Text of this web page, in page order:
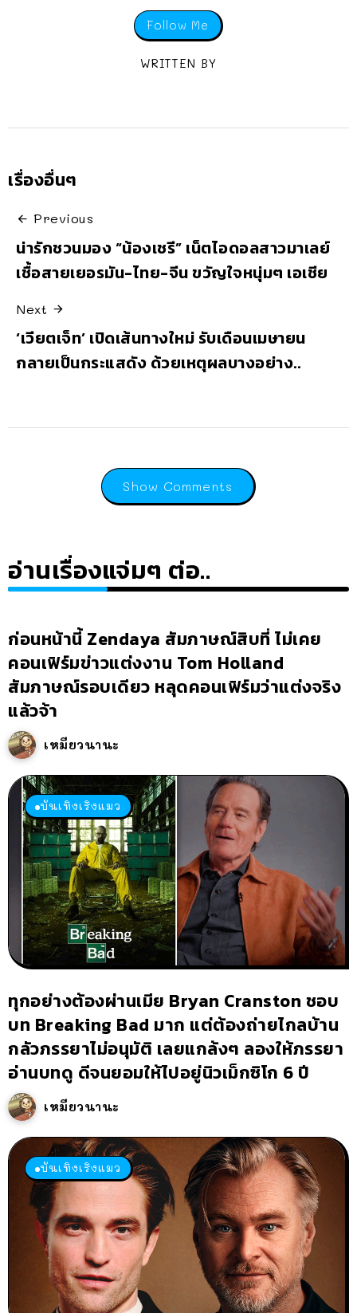
Follow Me
WRITTEN BY
เรื่องอื่นๆ
Previous
น่ารักชวนมอง “น้องเชรี” เน็ตไอดอลสาวมาเลย์
เชื้อสายเยอรมัน-ไทย-จีน ขวัญใจหนุ่มๆ เอเชีย
Next
‘เวียตเจ็ท’ เปิดเส้นทางใหม่ รับเดือนเมษายน
กลายเป็นกระแสดัง ด้วยเหตุผลบางอย่าง..
Show Comments
อ่านเรื่องแจ่มๆ ต่อ..
ก่อนหน้านี้ Zendaya สัมภาษณ์สิบที่ ไม่เคย
คอนเฟิร์มข่าวแต่งงาน Tom Holland
สัมภาษณ์รอบเดียว หลุดคอนเฟิร์มว่าแต่งจริง
แล้วจ้า
เหมียวนานะ
บันเทิงเริงแมว
ทุกอย่างต้องผ่านเมีย Bryan Cranston ชอบ
บท Breaking Bad มาก แต่ต้องถ่ายไกลบ้าน
กลัวภรรยาไม่อนุมัติ เลยแกล้งๆ ลองให้ภรรยา
อ่านบทดู ดีจนยอมให้ไปอยู่นิวเม็กซิโก 6 ปี
เหมียวนานะ
บันเทิงเริงแมว